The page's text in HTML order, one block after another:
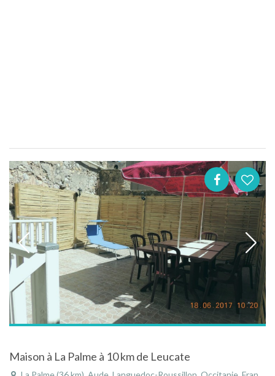
Maison à La Palme à 10 km de Leucate